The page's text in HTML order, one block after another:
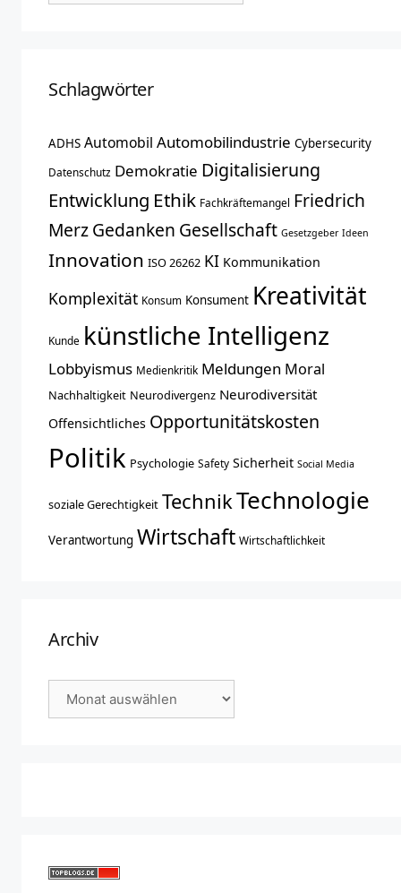
Schlagwörter
ADHS Automobil Automobilindustrie Cybersecurity
Datenschutz Demokratie Digitalisierung
Entwicklung Ethik Fachkräftemangel Friedrich
MerzGedanken Gesellschaft Gesetzgeber Ideen
Innovation ISO 26262 KI Kommunikation
Komplexität Konsum Konsument Kreativität
Kunde künstliche Intelligenz
Lobbyismus Medienkritik Meldungen Moral
Nachhaltigkeit Neurodivergenz Neurodiversität
Offensichtliches Opportunitätskosten
Politik Psychologie Safety Sicherheit Social Media
soziale Gerechtigkeit TechnikTechnologie
Verantwortung Wirtschaft Wirtschaftlichkeit
Archiv
Archiv